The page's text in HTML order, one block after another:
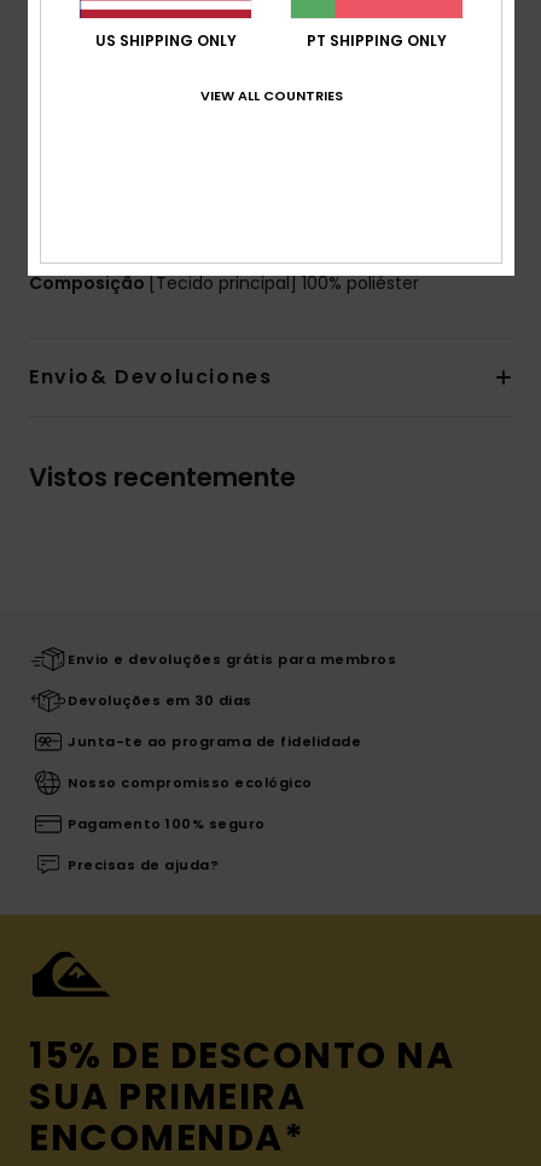
Gola:Com capuz
Mangas:Mangas compridas de tricô
Forro do corpo de sherpa
Composição[Tecido principal] 100% poliéster
Envio& Devoluciones
Vistos recentemente
Envio e devoluções grátis para membros
Devoluções em 30 dias
Junta-te ao programa de fidelidade
Nosso compromisso ecológico
Pagamento 100% seguro
Precisas de ajuda?
15% DE DESCONTO NA
SUA PRIMEIRA
ENCOMENDA*
US SHIPPING ONLY PT SHIPPING ONLY
VIEW ALL COUNTRIES